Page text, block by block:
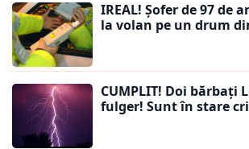
IREAL! Șofer de 97 de
la volan pe un drum
CUMPLIT! Doi bărbați
fulger! Sunt în stare